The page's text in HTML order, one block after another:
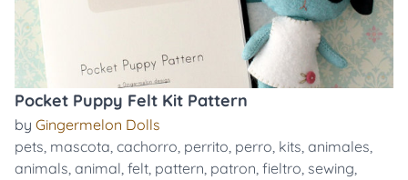
Pocket Puppy Felt Kit Pattern
by Gingermelon Dolls
pets, mascota, cachorro, perrito, perro, kits, animales,
animals, animal, felt, pattern, patron, fieltro, sewing,